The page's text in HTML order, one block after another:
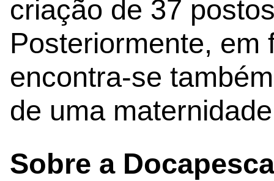
criação de 37
Posteriormente, em
encontra-se
de uma
Sobre a Docapesca